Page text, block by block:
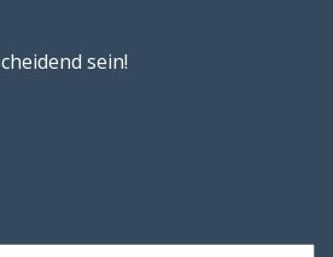
sein!